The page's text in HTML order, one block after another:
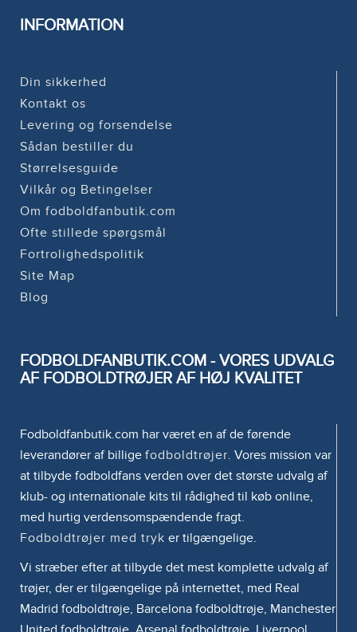
INFORMATION
Din sikkerhed
Kontakt os
Levering og forsendelse
Sådan bestiller du
Størrelsesguide
Vilkår og Betingelser
Om fodboldfanbutik.com
Ofte stillede spørgsmål
Fortrolighedspolitik
Site Map
Blog
FODBOLDFANBUTIK.COM - VORES UDVALG
AF FODBOLDTRØJER AF HØJ KVALITET
Fodboldfanbutik.com har været en af de førende
leverandører af billige fodboldtrøjer. Vores mission var
at tilbyde fodboldfans verden over det største udvalg af
klub- og internationale kits til rådighed til køb online,
med hurtig verdensomspændende fragt.
Fodboldtrøjer med tryk er tilgængelige.
Vi stræber efter at tilbyde det mest komplette udvalg af
trøjer, der er tilgængelige på internettet, med Real
Madrid fodboldtrøje, Barcelona fodboldtrøje, Manchester